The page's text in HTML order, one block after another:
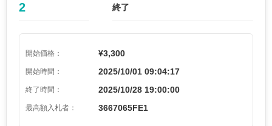
2
終了
開始価格： ¥3,300
開始時間： 2025/10/01 09:04:17
終了時間： 2025/10/28 19:00:00
最高額入札者： 3667065FE1